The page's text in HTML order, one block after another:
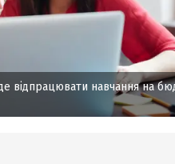
відпрацювати навчання на